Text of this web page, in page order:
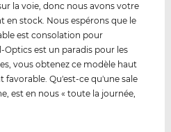
la voie, donc nous avons votre
en stock. Nous espérons que le
est consolation pour
Optics est un paradis pour les
vous obtenez ce modèle haut
Qu'est-ce qu'une sale
est en nous « toute la journée,